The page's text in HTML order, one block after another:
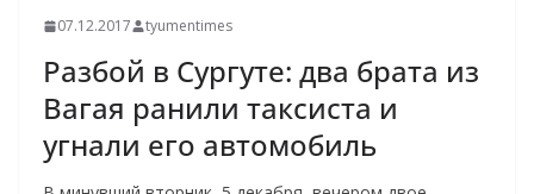
07.12.2017 tyumentimes
Разбой в Сургуте: два брата из
Вагая ранили таксиста и
угнали его автомобиль